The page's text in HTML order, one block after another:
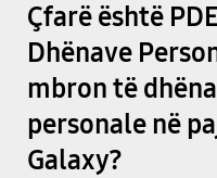
Çfarë është
Dhënave
mbron të
personale në
Galaxy?